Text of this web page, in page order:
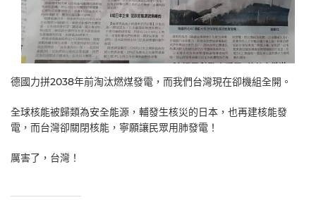
德國力拼2038年前淘汰燃煤發電，而我們台灣現在卻機組全開。
全球核能被歸類為安全能源，輔發生核災的日本，也再建核能發
電，而台灣卻關閉核能，寧願讓民眾用肺發電！
厲害了，台灣！